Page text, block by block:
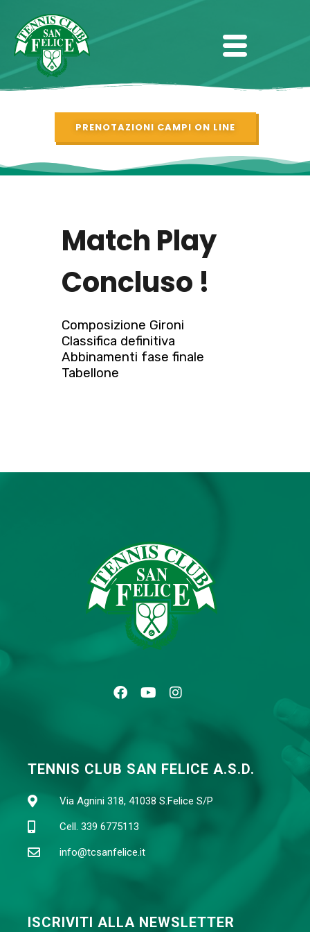
PRENOTAZIONI CAMPI ON LINE
Match Play
Concluso !
Composizione Gironi
Classifica definitiva
Abbinamenti fase finale
Tabellone
TENNIS CLUB SAN FELICE A.S.D.
Via Agnini 318, 41038 S.Felice S/P
Cell. 339 6775113
info@tcsanfelice.it
ISCRIVITI ALLA NEWSLETTER